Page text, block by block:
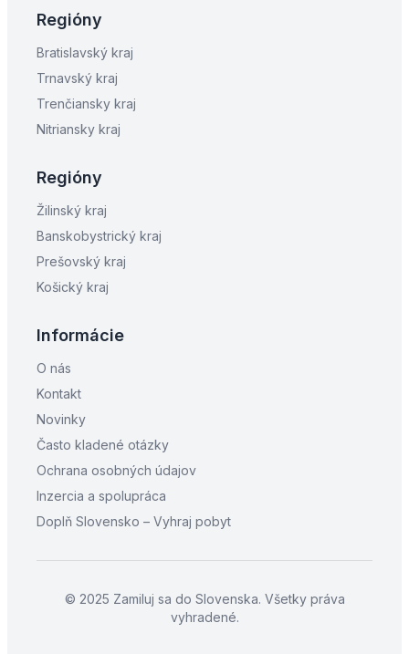
Regióny
Bratislavský kraj
Trnavský kraj
Trenčiansky kraj
Nitriansky kraj
Regióny
Žilinský kraj
Banskobystrický kraj
Prešovský kraj
Košický kraj
Informácie
O nás
Kontakt
Novinky
Často kladené otázky
Ochrana osobných údajov
Inzercia a spolupráca
Doplň Slovensko – Vyhraj pobyt
© 2025 Zamiluj sa do Slovenska. Všetky práva
vyhradené.